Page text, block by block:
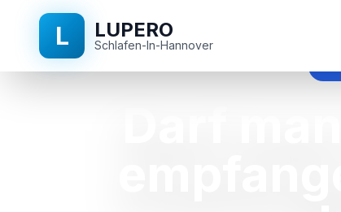
L LUPERO
Schlafen-In-Hannover